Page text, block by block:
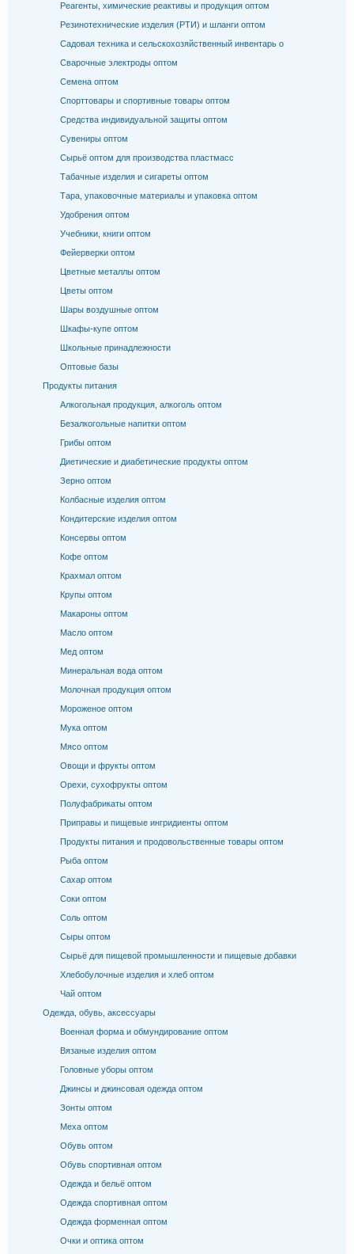
Реагенты, химические реактивы и продукция оптом
Резинотехнические изделия (РТИ) и шланги оптом
Садовая техника и сельскохозяйственный инвентарь о
Сварочные электроды оптом
Семена оптом
Спорттовары и спортивные товары оптом
Средства индивидуальной защиты оптом
Сувениры оптом
Сырьё оптом для производства пластмасс
Табачные изделия и сигареты оптом
Тара, упаковочные материалы и упаковка оптом
Удобрения оптом
Учебники, книги оптом
Фейерверки оптом
Цветные металлы оптом
Цветы оптом
Шары воздушные оптом
Шкафы-купе оптом
Школьные принадлежности
Оптовые базы
Продукты питания
Алкогольная продукция, алкоголь оптом
Безалкогольные напитки оптом
Грибы оптом
Диетические и диабетические продукты оптом
Зерно оптом
Колбасные изделия оптом
Кондитерские изделия оптом
Консервы оптом
Кофе оптом
Крахмал оптом
Крупы оптом
Макароны оптом
Масло оптом
Мед оптом
Минеральная вода оптом
Молочная продукция оптом
Мороженое оптом
Мука оптом
Мясо оптом
Овощи и фрукты оптом
Орехи, сухофрукты оптом
Полуфабрикаты оптом
Приправы и пищевые ингридиенты оптом
Продукты питания и продовольственные товары оптом
Рыба оптом
Сахар оптом
Соки оптом
Соль оптом
Сыры оптом
Сырьё для пищевой промышленности и пищевые добавки
Хлебобулочные изделия и хлеб оптом
Чай оптом
Одежда, обувь, аксессуары
Военная форма и обмундирование оптом
Вязаные изделия оптом
Головные уборы оптом
Джинсы и джинсовая одежда оптом
Зонты оптом
Меха оптом
Обувь оптом
Обувь спортивная оптом
Одежда и бельё оптом
Одежда спортивная оптом
Одежда форменная оптом
Очки и оптика оптом